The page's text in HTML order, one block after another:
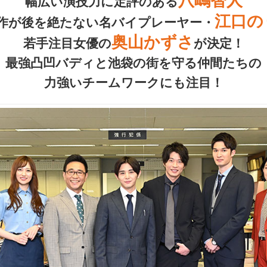
が後を絶たない名バイプレーヤー・ 江口
若手注目女優の奥山かずさ が決定！
最強凸凹バディと池袋の街を守る仲間たちの
力強いチームワークにも注目！